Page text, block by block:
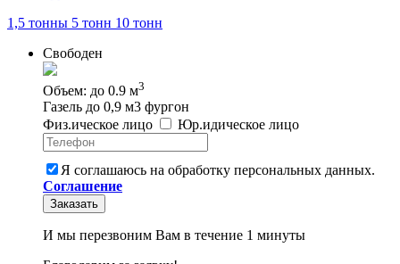
1,5 тонны 5 тонн 10 тонн
Свободен
Объем: до 0.9 м3
Газель до 0,9 м3 фургон
Физ.ическое лицо Юр.идическое лицо
Я соглашаюсь на обработку персональных данных.
Соглашение
Заказать
И мы перезвоним Вам в течение 1 минуты